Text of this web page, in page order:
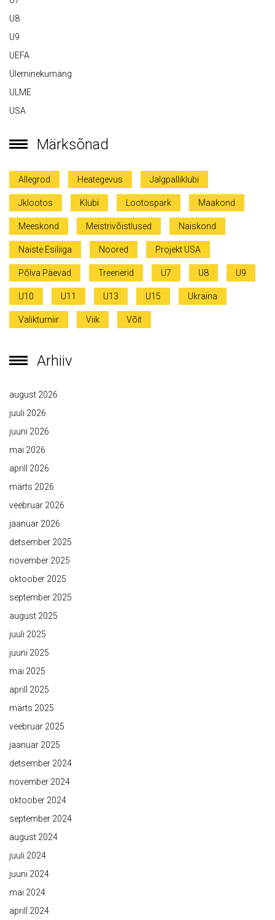
U8
U9
UEFA
Üleminekumäng
ULME
USA
Märksõnad
Allegrod Heategevus Jalgpalliklubi
Jklootos Klubi Lootospark Maakond
Meeskond Meistrivõistlused Naiskond
Naiste Esiliiga Noored Projekt USA
Põlva Päevad Treenerid U7 U8 U9
U10 U11 U13 U15 Ukraina
Valikturniir Viik Võit
Arhiiv
august 2026
juuli 2026
juuni 2026
mai 2026
aprill 2026
märts 2026
veebruar 2026
jaanuar 2026
detsember 2025
november 2025
oktoober 2025
september 2025
august 2025
juuli 2025
juuni 2025
mai 2025
aprill 2025
märts 2025
veebruar 2025
jaanuar 2025
detsember 2024
november 2024
oktoober 2024
september 2024
august 2024
juuli 2024
juuni 2024
mai 2024
aprill 2024